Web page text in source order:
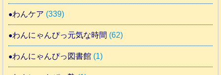
わんケア (339)
わんにゃんぴっ元気な時間 (62)
わんにゃんぴっ図書館 (1)